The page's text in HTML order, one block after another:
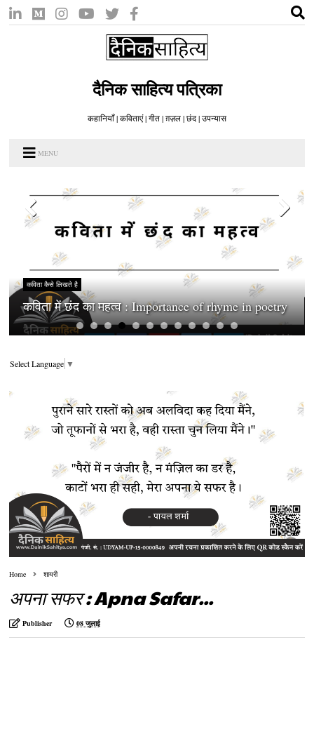
दैनिक साहित्य पत्रिका
कहानियाँ | कविताएं | गीत | ग़ज़ल | छंद | उपन्यास
MENU
कविता कैसे लिखते है
कविता में छंद का महत्व : Importance of rhyme in poetry
Select Language ▼
Home शायरी
अपना सफर : Apna Safar...
Publisher 08 जुलाई